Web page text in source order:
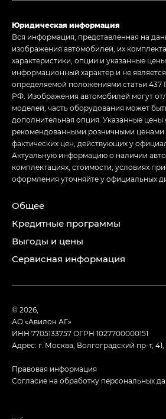
Юридическая информация
Вся информация, представленная на
изображения автомобилей, их
характеристики, опции и указанные
информационный характер и не
определяемой положениями статьи 437
РФ. Изображения автомобилей могут
моделей, часть оборудования может
дополнительная опция. Указанные цены
рекомендованными розничными ценами
фактических цен, действующих у
Актуальную информацию о наличии
комплектациях, стоимости, условиях
оформления уточняйте у официальных
Общее
Кредитные программы
Выгоды и цены
Сервисная информация
© 2026,
АО «Авилон АГ»
ИНН 7705133757ОГРН 1027700000151
Адрес: г. Москва, Волгоградский пр-т, 41,
Правовая информация
Согласие на обработку персональных